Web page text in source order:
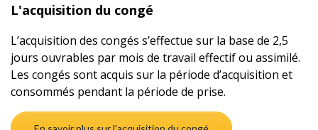
L'acquisition du congé
L’acquisition des congés s’effectue sur la base de 2,5
jours ouvrables par mois de travail effectif ou assimilé.
Les congés sont acquis sur la période d’acquisition et
consommés pendant la période de prise.